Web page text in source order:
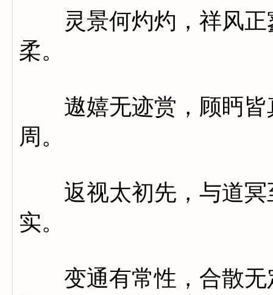
灵景何灼灼，祥风正
柔。
遨嬉无迹赏，顾眄皆
周。
返视太初先，与道冥
实。
变通有常性，合散无